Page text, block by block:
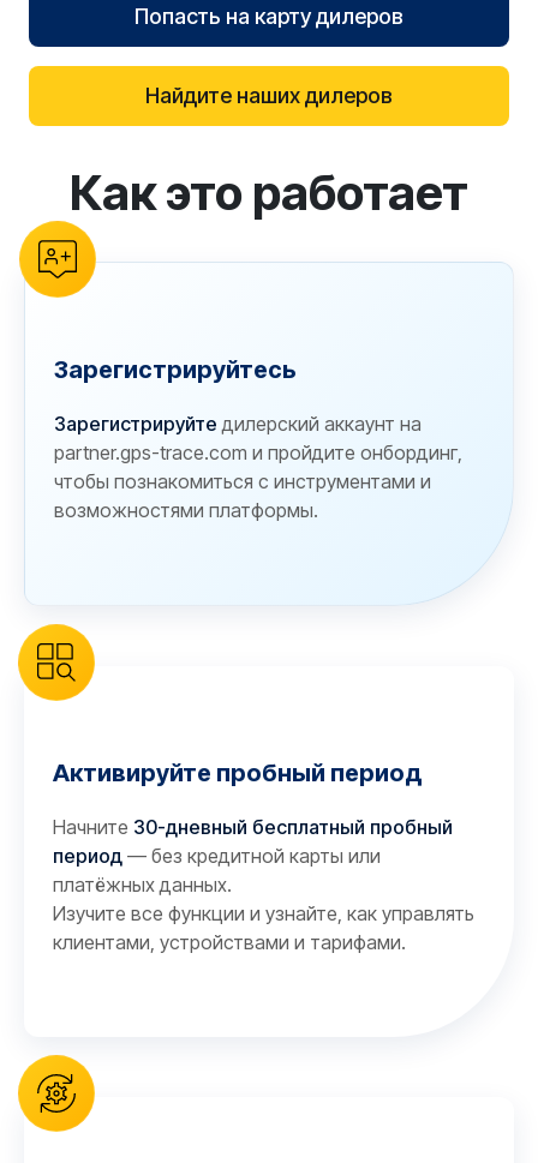
Попасть на карту дилеров
Найдите наших дилеров
reCAPTCHA verification
Как это работает
Зарегистрируйтесь
Зарегистрируйте дилерский аккаунт на
partner.gps-trace.com и пройдите онбординг,
чтобы познакомиться с инструментами и
возможностями платформы.
Активируйте пробный период
Начните 30-дневный бесплатный пробный
период — без кредитной карты или
платёжных данных.
Изучите все функции и узнайте, как управлять
клиентами, устройствами и тарифами.